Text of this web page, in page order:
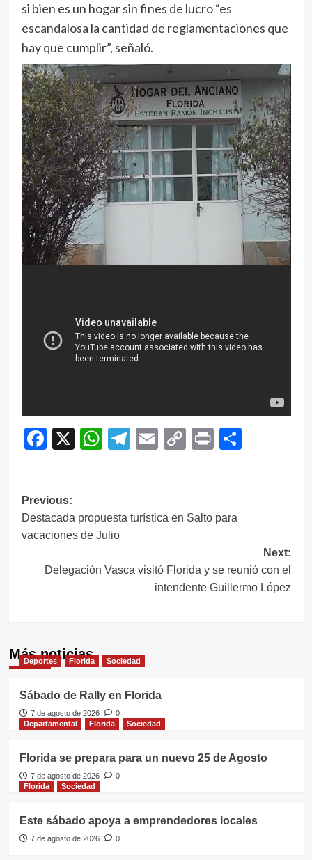
si bien es un hogar sin fines de lucro “es
escandalosa la cantidad de reglamentaciones que
hay que cumplir”, señaló.
Facebook
X WhatsApp
Telegram
EmailCopy
Print
Navegación
de
Previous:
Destacada propuesta turística en Salto para
vacaciones de Julio
Next:
Delegación Vasca visitó Florida y se reunió con el
intendente Guillermo López
Más noticias
Deportes Florida Sociedad
Sábado de Rally en Florida
7 de agosto de 2026
0
Departamental
Florida Sociedad
Florida se prepara para un nuevo 25 de Agosto
7 de agosto de 2026
0
Florida
Sociedad
Este sábado apoya a emprendedores locales
7 de agosto de 2026 0